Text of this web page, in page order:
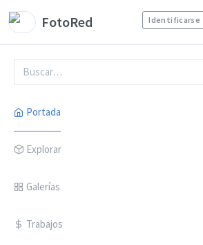
FotoRed Identificarse
Portada
Explorar
Galerías
Trabajos